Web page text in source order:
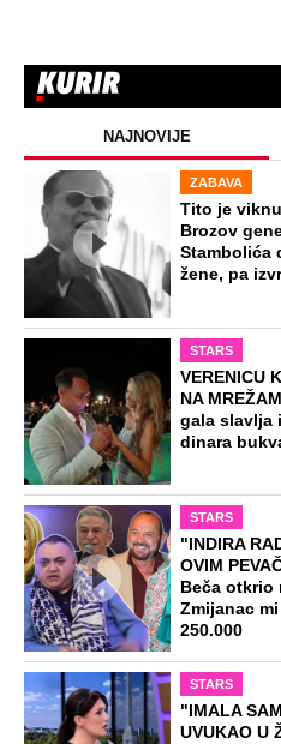
NAJNOVIJE
ZABAVA
Tito je
Brozov
Stambolića
žene, pa
STARS
VERENICU
NA
gala slavlja
dinara
STARS
"INDIRA
OVIM
Beča otkrio
Zmijanac
250.000
STARS
"IMALA
UVUKAO U